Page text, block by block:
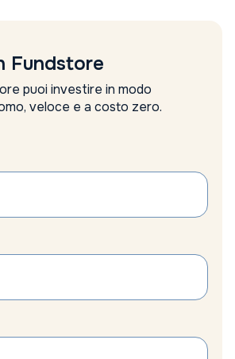
Fundstore
puoi investire in modo
veloce e a costo zero.